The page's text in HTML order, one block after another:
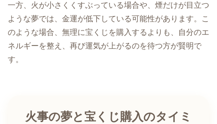
一方、火が小さくくすぶっている場合や、煙だけが目立つ
ような夢では、金運が低下している可能性があります。こ
のような場合、無理に宝くじを購入するよりも、自分のエ
ネルギーを整え、再び運気が上がるのを待つ方が賢明で
す。
火事の夢と宝くじ購入のタイミ